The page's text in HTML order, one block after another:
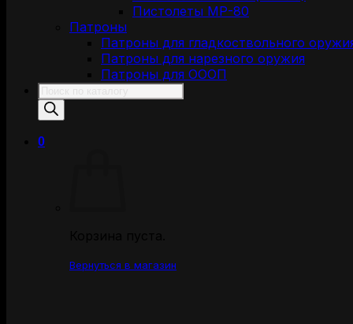
Пистолеты МР-80
Патроны
Патроны для гладкоствольного
Патроны для нарезного оружия
Патроны для ОООП
Поиск
товаров
0
Вернуться в магазин